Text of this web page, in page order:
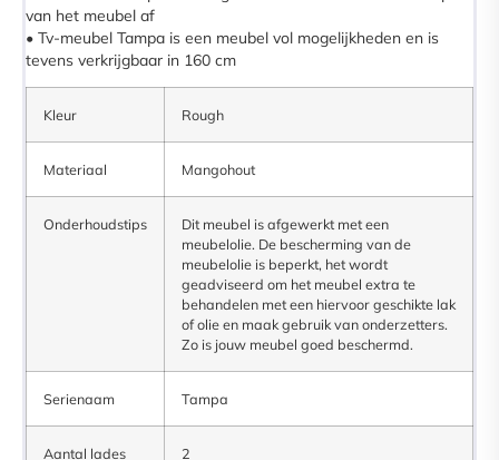
van het meubel af
• Tv-meubel Tampa is een meubel vol mogelijkheden en is
tevens verkrijgbaar in 160 cm
Kleur Rough
Materiaal Mangohout
Onderhoudstips
Dit meubel is afgewerkt met een
meubelolie. De bescherming van de
meubelolie is beperkt, het wordt
geadviseerd om het meubel extra te
behandelen met een hiervoor geschikte lak
of olie en maak gebruik van onderzetters.
Zo is jouw meubel goed beschermd.
Serienaam Tampa
Aantal lades 2